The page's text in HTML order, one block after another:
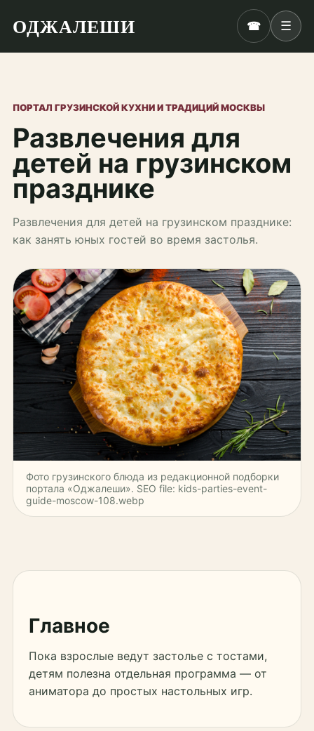
ОДЖАЛЕШИ ☎ ☰
ПОРТАЛ ГРУЗИНСКОЙ КУХНИ И ТРАДИЦИЙ МОСКВЫ
Развлечения для
детей на грузинском
празднике
Развлечения для детей на грузинском празднике:
как занять юных гостей во время застолья.
Фото грузинского блюда из редакционной подборки
портала «Оджалеши». SEO file: kids-parties-event-
guide-moscow-108.webp
Главное
Пока взрослые ведут застолье с тостами,
детям полезна отдельная программа — от
аниматора до простых настольных игр.